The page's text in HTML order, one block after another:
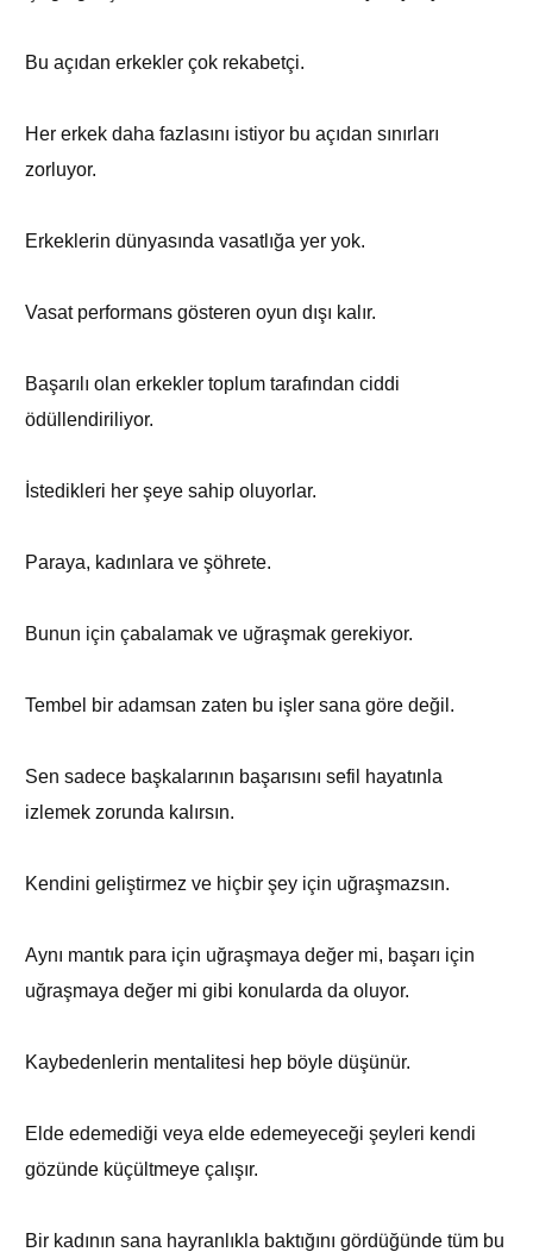
Bu açıdan erkekler çok rekabetçi.
Her erkek daha fazlasını istiyor bu açıdan sınırları
zorluyor.
Erkeklerin dünyasında vasatlığa yer yok.
Vasat performans gösteren oyun dışı kalır.
Başarılı olan erkekler toplum tarafından ciddi
ödüllendiriliyor.
İstedikleri her şeye sahip oluyorlar.
Paraya, kadınlara ve şöhrete.
Bunun için çabalamak ve uğraşmak gerekiyor.
Tembel bir adamsan zaten bu işler sana göre değil.
Sen sadece başkalarının başarısını sefil hayatınla
izlemek zorunda kalırsın.
Kendini geliştirmez ve hiçbir şey için uğraşmazsın.
Aynı mantık para için uğraşmaya değer mi, başarı için
uğraşmaya değer mi gibi konularda da oluyor.
Kaybedenlerin mentalitesi hep böyle düşünür.
Elde edemediği veya elde edemeyeceği şeyleri kendi
gözünde küçültmeye çalışır.
Bir kadının sana hayranlıkla baktığını gördüğünde tüm bu